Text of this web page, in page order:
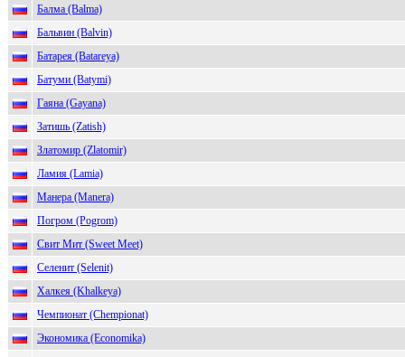
Балма (Balma)
Бальвин (Balvin)
Батарея (Batareya)
Батуми (Batymi)
Гаяна (Gayana)
Затишь (Zatish)
Златомир (Zlatomir)
Ламия (Lamia)
Манера (Manera)
Погром (Pogrom)
Свит Мит (Sweet Meet)
Селенит (Selenit)
Халкея (Khalkeya)
Чемпионат (Chempionat)
Экономика (Economika)